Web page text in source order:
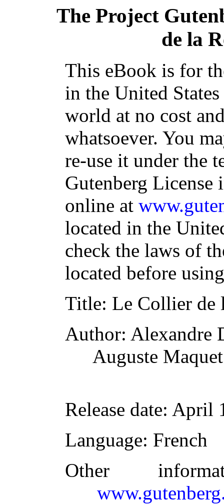
The Project
de la
This eBook is for
in the United
world at no cost
whatsoever. You
re-use it under the
Gutenberg
online at
located in the
check the laws of
located before
Title: Le Collier de
Author: Alexandre
Auguste Maquet
Release date: April
Language: French
Other